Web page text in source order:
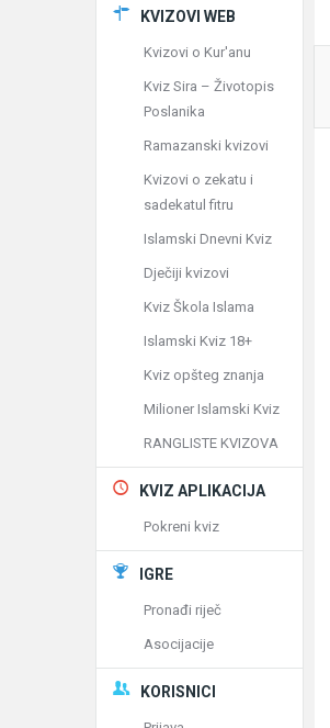
KVIZOVI WEB
Kvizovi o Kur'anu
Kviz Sira – Životopis
Poslanika
Ramazanski kvizovi
Kvizovi o zekatu i
sadekatul fitru
Islamski Dnevni Kviz
Dječiji kvizovi
Kviz Škola Islama
Islamski Kviz 18+
Kviz opšteg znanja
Milioner Islamski Kviz
RANGLISTE KVIZOVA
KVIZ APLIKACIJA
Pokreni kviz
IGRE
Pronađi riječ
Asocijacije
KORISNICI